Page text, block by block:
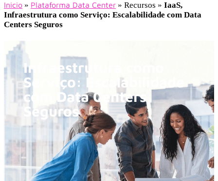
Inicio » Plataforma Data Center » Recursos » IaaS,
Infraestrutura como Serviço: Escalabilidade com Data
Centers Seguros
Infraestrutura como
Serviço: Escalabilidade
com Data Centers
Seguros